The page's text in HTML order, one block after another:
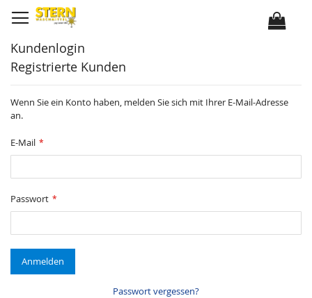
r
t
u
m
h
a
l
Kundenlogin
Registrierte Kunden
Wenn Sie ein Konto haben, melden Sie sich mit Ihrer E-Mail-Adresse
an.
E-Mail
Passwort
Anmelden
Passwort vergessen?